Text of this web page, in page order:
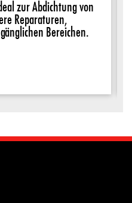
zur Abdichtung von
Reparaturen,
Bereichen.